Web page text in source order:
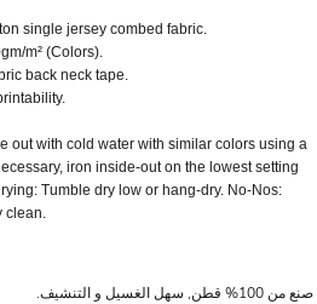
single jersey combed fabric.
m² (Colors).
back neck tape.
out with cold water with similar colors using a
iron inside-out on the lowest setting
Tumble dry low or hang-dry. No-Nos:
صنع من 100% قطن, سهل الغسيل و التنشيف.